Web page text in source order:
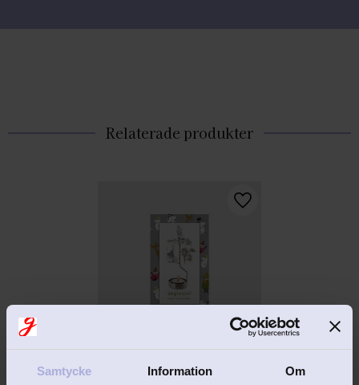
Samtycke Information Om
Relaterade produkter
Mumin änglaspel
Muminfamiljen
Lägg till i favoriter